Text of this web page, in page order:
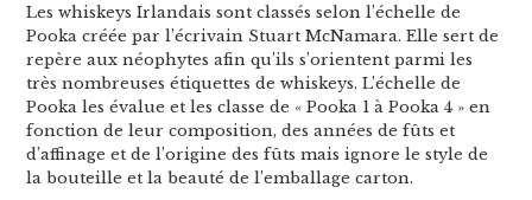
Les whiskeys Irlandais sont classés selon l’échelle de
Pooka créée par l’écrivain Stuart McNamara. Elle sert de
repère aux néophytes afin qu’ils s’orientent parmi les
très nombreuses étiquettes de whiskeys. L’échelle de
Pooka les évalue et les classe de « Pooka 1 à Pooka 4 » en
fonction de leur composition, des années de fûts et
d’affinage et de l’origine des fûts mais ignore le style de
la bouteille et la beauté de l’emballage carton.